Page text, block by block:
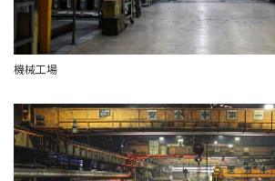
機械工場